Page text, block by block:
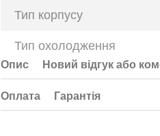
Тип корпусу
Тип охолодження
Опис Новий відгук або
Оплата Гарантія